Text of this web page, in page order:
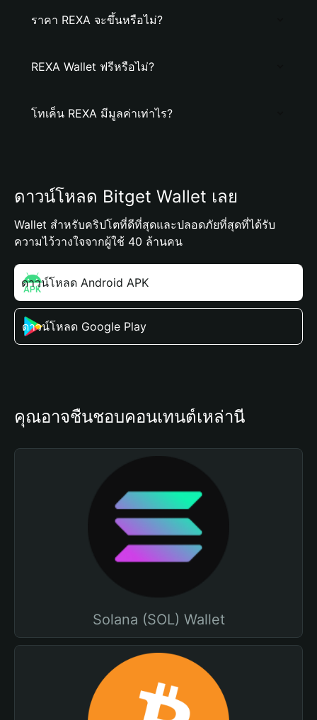
ราคา REXA จะขึ้นหรือไม่?
REXA Wallet ฟรีหรือไม่?
โทเค็น REXA มีมูลค่าเท่าไร?
ดาวน์โหลด Bitget Wallet เลย
Wallet สำหรับคริปโตที่ดีที่สุดและปลอดภัยที่สุดที่ได้รับ
ความไว้วางใจจากผู้ใช้ 40 ล้านคน
ดาวน์โหลด Android APK
ดาวน์โหลด Google Play
คุณอาจชื่นชอบคอนเทนต์เหล่านี้
Solana (SOL) Wallet